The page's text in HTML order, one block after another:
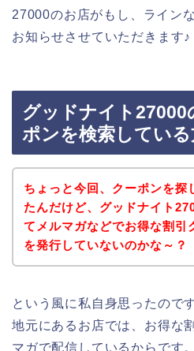
27000のお店がもし、ライン
お知らせさせていただきます♪
グッドナイト27000
ポンを検索してい
ちょっと今回、クーポンを探
たんだけど、グッドナイト
てメルマガなどでお得な割引
を発行していないのかな～？
という風に私自身思ったので
地元にあるお店では、お得な
マガで配信しているからです。